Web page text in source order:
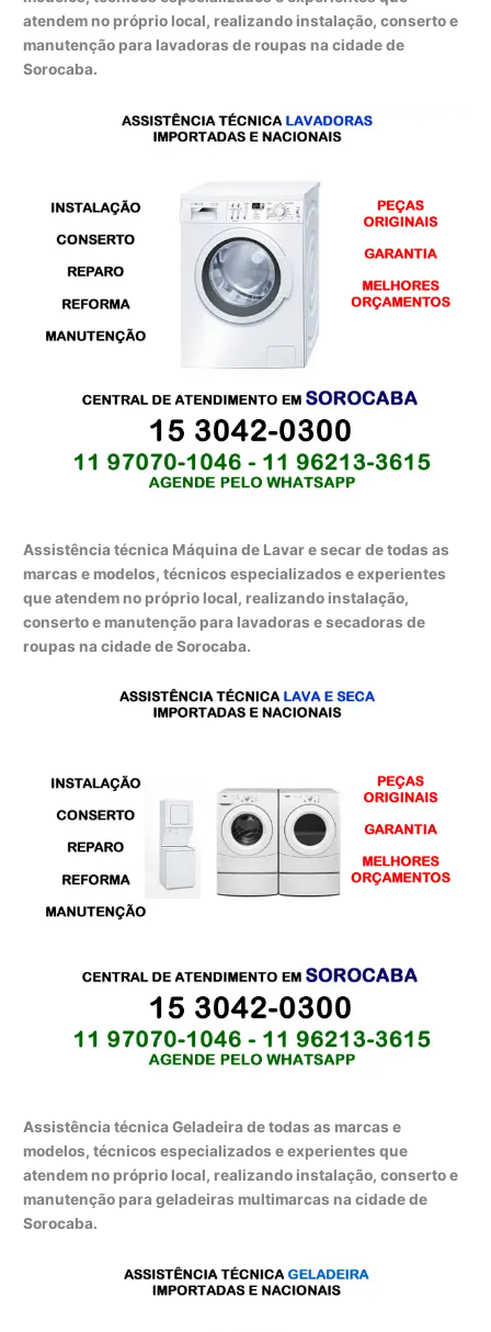
atendem no próprio local, realizando instalação, conserto e
manutenção para lavadoras de roupas na cidade de
Sorocaba.
Assistência técnica Máquina de Lavar e secar de todas as
marcas e modelos, técnicos especializados e experientes
que atendem no próprio local, realizando instalação,
conserto e manutenção para lavadoras e secadoras de
roupas na cidade de Sorocaba.
Assistência técnica Geladeira de todas as marcas e
modelos, técnicos especializados e experientes que
atendem no próprio local, realizando instalação, conserto e
manutenção para geladeiras multimarcas na cidade de
Sorocaba.